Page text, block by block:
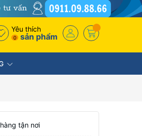
Yêu thích
0 sản phẩm
tận nơi